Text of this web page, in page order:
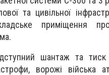
та цивільної
приміщення
шантаж та
ворожі війська